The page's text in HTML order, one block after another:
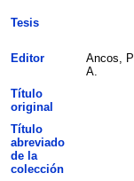
Tesis
Editor
Ancos,
A.
Título
original
Título
abreviado
de la
colección